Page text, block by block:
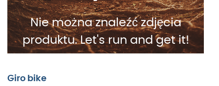
Nie można znaleźć zdjęcia
produktu. Let's run and get it!
Giro bike